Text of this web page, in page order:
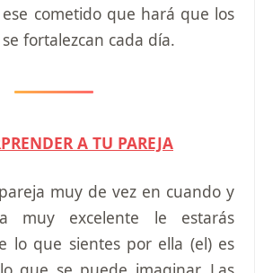
cometido que hará que los
fortalezcan cada día.
A TU PAREJA
muy de vez en cuando y
muy excelente le estarás
lo que sientes por ella (el) es